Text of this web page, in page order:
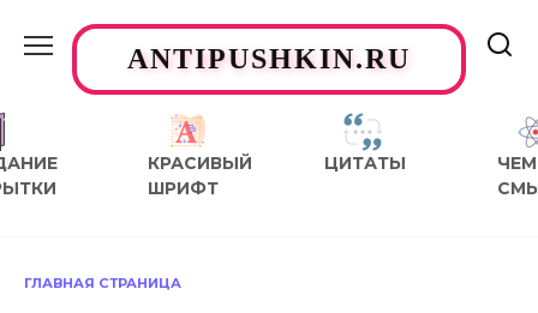
содержаниюANTIPUSHKIN.RU
КРАСИВЫЙ
ШРИФТ
ЦИТАТЫ
ЧЕМ
ГЛАВНАЯ СТРАНИЦА